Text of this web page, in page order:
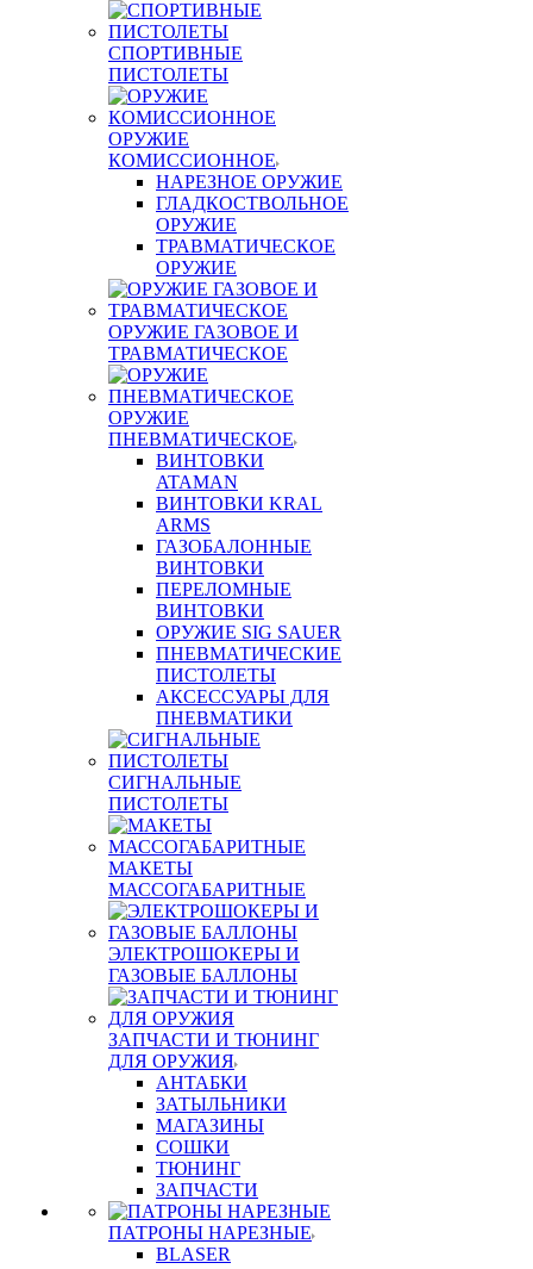
СПОРТИВНЫЕ
ПИСТОЛЕТЫ
ОРУЖИЕ
КОМИССИОННОЕ
НАРЕЗНОЕ ОРУЖИЕ
ГЛАДКОСТВОЛЬНОЕ
ОРУЖИЕ
ТРАВМАТИЧЕСКОЕ
ОРУЖИЕ
ОРУЖИЕ ГАЗОВОЕ И
ТРАВМАТИЧЕСКОЕ
ОРУЖИЕ
ПНЕВМАТИЧЕСКОЕ
ВИНТОВКИ
ATAMAN
ВИНТОВКИ KRAL
ARMS
ГАЗОБАЛОННЫЕ
ВИНТОВКИ
ПЕРЕЛОМНЫЕ
ВИНТОВКИ
ОРУЖИЕ SIG SAUER
ПНЕВМАТИЧЕСКИЕ
ПИСТОЛЕТЫ
АКСЕССУАРЫ ДЛЯ
ПНЕВМАТИКИ
СИГНАЛЬНЫЕ
ПИСТОЛЕТЫ
МАКЕТЫ
МАССОГАБАРИТНЫЕ
ЭЛЕКТРОШОКЕРЫ И
ГАЗОВЫЕ БАЛЛОНЫ
ЗАПЧАСТИ И ТЮНИНГ
ДЛЯ ОРУЖИЯ
АНТАБКИ
ЗАТЫЛЬНИКИ
МАГАЗИНЫ
СОШКИ
ТЮНИНГ
ЗАПЧАСТИ
ПАТРОНЫ НАРЕЗНЫЕ
BLASER